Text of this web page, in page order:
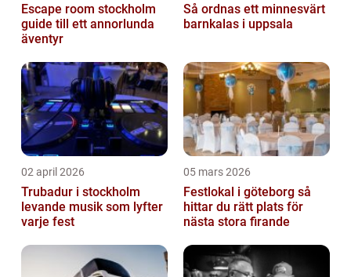
Escape room stockholm
guide till ett annorlunda
äventyr
Så ordnas ett minnesvärt
barnkalas i uppsala
02 april 2026
Trubadur i stockholm
levande musik som lyfter
varje fest
05 mars 2026
Festlokal i göteborg så
hittar du rätt plats för
nästa stora firande